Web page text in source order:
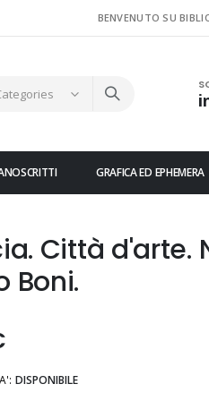
BENVENUTO SU
GRAFICA ED EPHEMERA
Città
Boni.
DISPONIBILE